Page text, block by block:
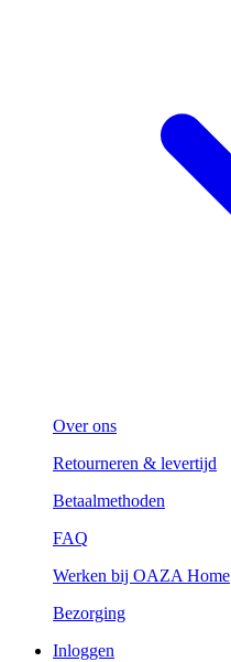
Over ons
Retourneren & levertijd
Betaalmethoden
FAQ
Werken bij OAZA Home
Bezorging
Inloggen